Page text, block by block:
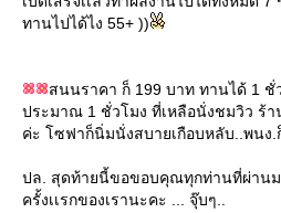
ทานไปได้ไง 55+ ))
สนนราคา ก็ 199 บาท ทานได้ 1 ชั่
ประมาณ 1 ชั่วโมง ที่เหลือนั่งชมวิว ร้
ค่ะ โซฟาก็นิ่มนั่งสบายเกือบหลับ..พนง
ปล. สุดท้ายนี้ขอขอบคุณทุกท่านที่ผ่าน
ครั้งเเรกของเรานะคะ ... จุ๊บๆ..